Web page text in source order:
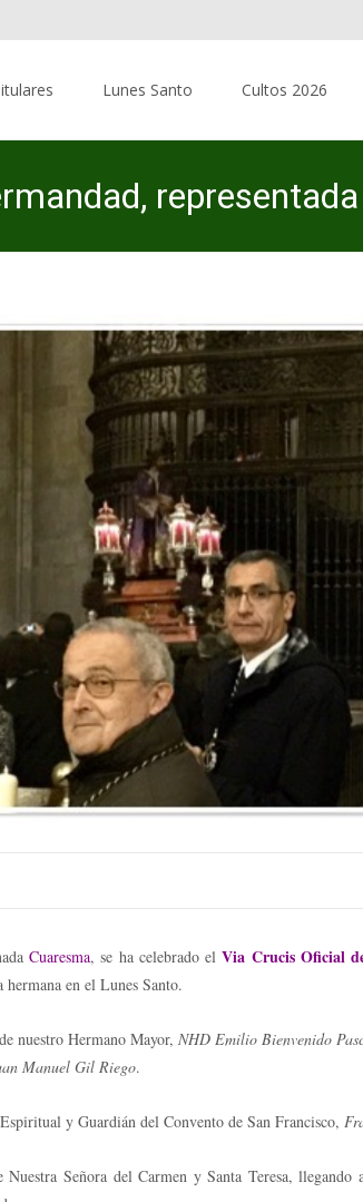
Lunes Santo Cultos 2026
Cuaresma, se ha celebrado elVia Crucis Oficial
en el Lunes Santo.
nuestro Hermano Mayor, NHD Emilio Bienvenido
Manuel Gil Riego.
y Guardián del Convento de San Francisco,
Señora del Carmen y Santa Teresa,